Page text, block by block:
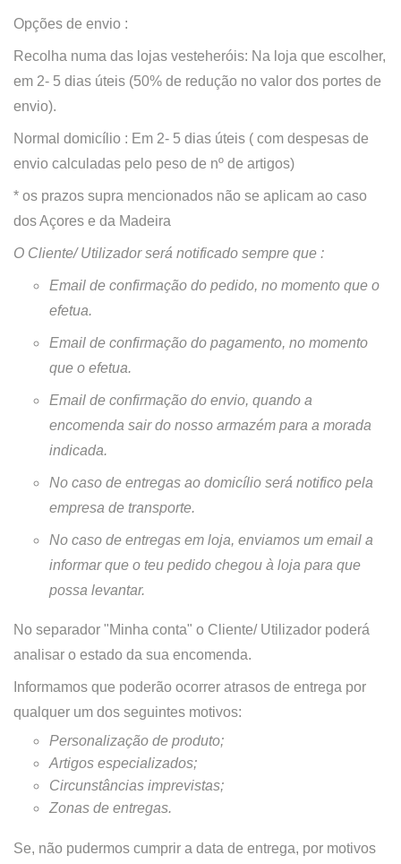
Opções de envio :
Recolha numa das lojas vesteheróis: Na loja que escolher,
em 2- 5 dias úteis (50% de redução no valor dos portes de
envio).
Normal domicílio : Em 2- 5 dias úteis ( com despesas de
envio calculadas pelo peso de nº de artigos)
* os prazos supra mencionados não se aplicam ao caso
dos Açores e da Madeira
O Cliente/ Utilizador será notificado sempre que :
Email de confirmação do pedido, no momento que o
efetua.
Email de confirmação do pagamento, no momento
que o efetua.
Email de confirmação do envio, quando a
encomenda sair do nosso armazém para a morada
indicada.
No caso de entregas ao domicílio será notifico pela
empresa de transporte.
No caso de entregas em loja, enviamos um email a
informar que o teu pedido chegou à loja para que
possa levantar.
No separador "Minha conta" o Cliente/ Utilizador poderá
analisar o estado da sua encomenda.
Informamos que poderão ocorrer atrasos de entrega por
qualquer um dos seguintes motivos:
Personalização de produto;
Artigos especializados;
Circunstâncias imprevistas;
Zonas de entregas.
Se, não pudermos cumprir a data de entrega, por motivos